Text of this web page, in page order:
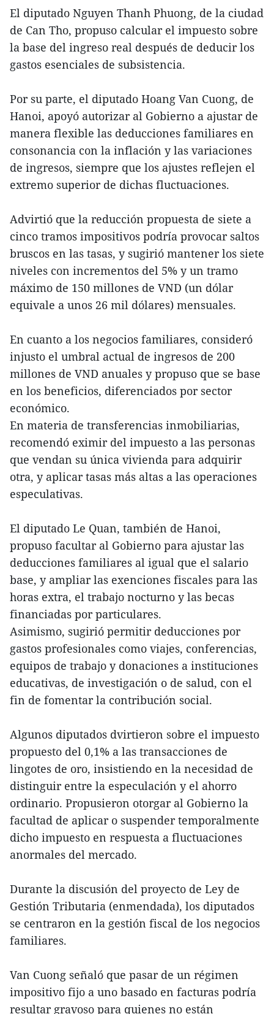
El diputado Nguyen Thanh Phuong, de la ciudad
de Can Tho, propuso calcular el impuesto sobre
la base del ingreso real después de deducir los
gastos esenciales de subsistencia.
Por su parte, el diputado Hoang Van Cuong, de
Hanoi, apoyó autorizar al Gobierno a ajustar de
manera flexible las deducciones familiares en
consonancia con la inflación y las variaciones
de ingresos, siempre que los ajustes reflejen el
extremo superior de dichas fluctuaciones.
Advirtió que la reducción propuesta de siete a
cinco tramos impositivos podría provocar saltos
bruscos en las tasas, y sugirió mantener los siete
niveles con incrementos del 5% y un tramo
máximo de 150 millones de VND (un dólar
equivale a unos 26 mil dólares) mensuales.
En cuanto a los negocios familiares, consideró
injusto el umbral actual de ingresos de 200
millones de VND anuales y propuso que se base
en los beneficios, diferenciados por sector
económico.
En materia de transferencias inmobiliarias,
recomendó eximir del impuesto a las personas
que vendan su única vivienda para adquirir
otra, y aplicar tasas más altas a las operaciones
especulativas.
El diputado Le Quan, también de Hanoi,
propuso facultar al Gobierno para ajustar las
deducciones familiares al igual que el salario
base, y ampliar las exenciones fiscales para las
horas extra, el trabajo nocturno y las becas
financiadas por particulares.
Asimismo, sugirió permitir deducciones por
gastos profesionales como viajes, conferencias,
equipos de trabajo y donaciones a instituciones
educativas, de investigación o de salud, con el
fin de fomentar la contribución social.
Algunos diputados dvirtieron sobre el impuesto
propuesto del 0,1% a las transacciones de
lingotes de oro, insistiendo en la necesidad de
distinguir entre la especulación y el ahorro
ordinario. Propusieron otorgar al Gobierno la
facultad de aplicar o suspender temporalmente
dicho impuesto en respuesta a fluctuaciones
anormales del mercado.
Durante la discusión del proyecto de Ley de
Gestión Tributaria (enmendada), los diputados
se centraron en la gestión fiscal de los negocios
familiares.
Van Cuong señaló que pasar de un régimen
impositivo fijo a uno basado en facturas podría
resultar gravoso para quienes no están